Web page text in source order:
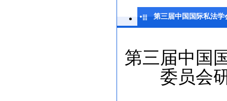
第三届中国国际私法
第三届中国
委员会